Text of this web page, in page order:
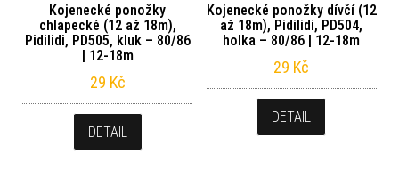
Kojenecké ponožky
chlapecké (12 až 18m),
Pidilidi, PD505, kluk – 80/86
| 12-18m
29 Kč
DETAIL
Kojenecké ponožky dívčí (12
až 18m), Pidilidi, PD504,
holka – 80/86 | 12-18m
29 Kč
DETAIL